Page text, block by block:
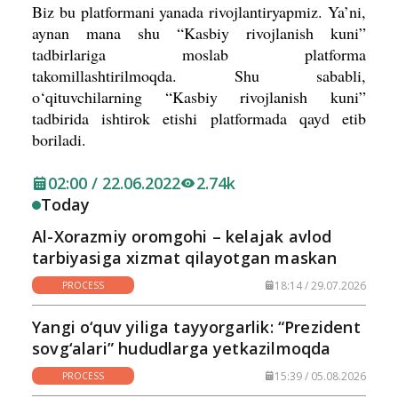
Biz bu platformani yanada rivojlantiryapmiz. Ya’ni,
aynan mana shu “Kasbiy rivojlanish kuni”
tadbirlariga moslab platforma
takomillashtirilmoqda. Shu sababli,
o‘qituvchilarning “Kasbiy rivojlanish kuni”
tadbirida ishtirok etishi platformada qayd etib
boriladi.
02:00 / 22.06.2022
2.74k
Today
Al-Xorazmiy oromgohi – kelajak avlod
tarbiyasiga xizmat qilayotgan maskan
PROCESS 18:14 / 29.07.2026
Yangi o‘quv yiliga tayyorgarlik: “Prezident
sovg‘alari” hududlarga yetkazilmoqda
PROCESS 15:39 / 05.08.2026